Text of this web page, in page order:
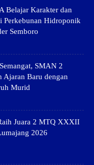
Belajar Karakter dan
Perkebunan Hidroponik
Semboro
SMAN 2
Ajaran Baru dengan
Murid
Juara 2 MTQ XXXII
2026